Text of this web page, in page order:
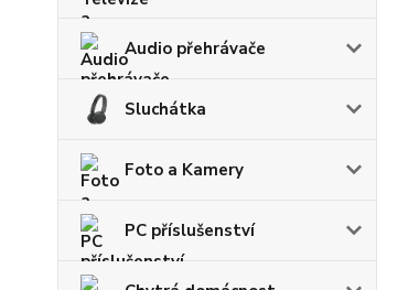
Audio přehrávače
Sluchátka
Foto a Kamery
PC příslušenství